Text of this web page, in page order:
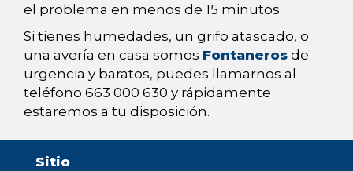
el problema en menos de 15 minutos.
Si tienes humedades, un grifo atascado, o
una avería en casa somos Fontaneros de
urgencia y baratos, puedes llamarnos al
teléfono 663 000 630 y rápidamente
estaremos a tu disposición.
Sitio